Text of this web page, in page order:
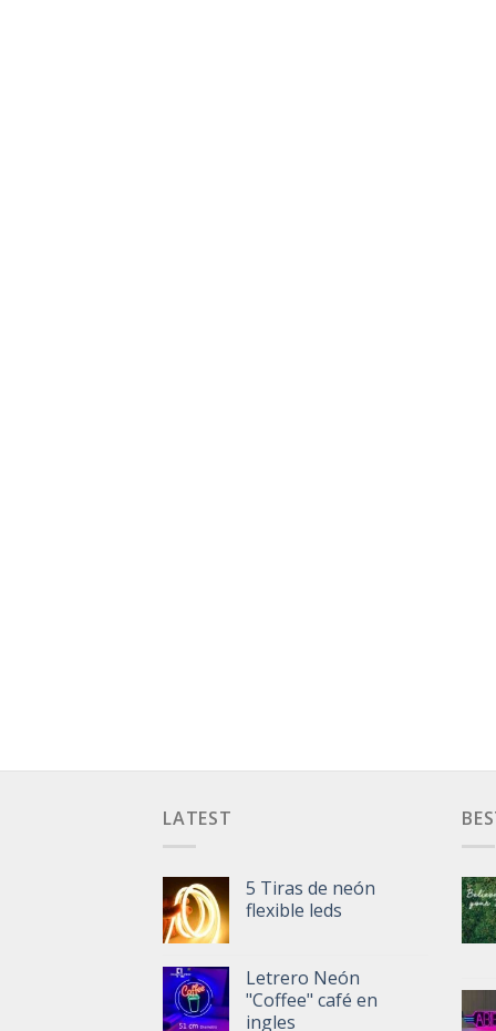
LATEST
5 Tiras de neón
flexible leds
Letrero Neón
"Coffee" café en
ingles